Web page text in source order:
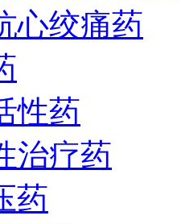
心绞痛药
性药
治疗药
药